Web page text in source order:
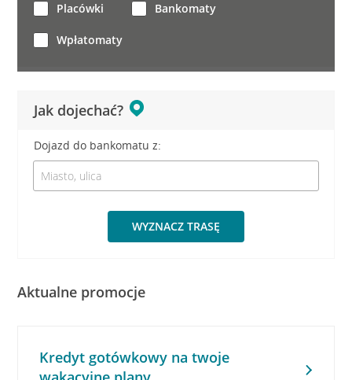
Jak dojechać?
Dojazd do bankomatu z:
WYZNACZ TRASĘ
Placówki Bankomaty
Wpłatomaty
Aktualne promocje
Kredyt gotówkowy na twoje